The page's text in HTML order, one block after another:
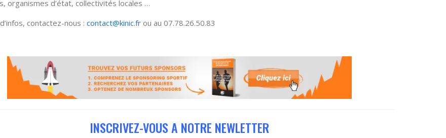
organismes d’état, collectivités locales …
contactez-nous : contact@kinic.frou au 07.78.26.50.83
INSCRIVEZ-VOUS A NOTRE NEWLETTER